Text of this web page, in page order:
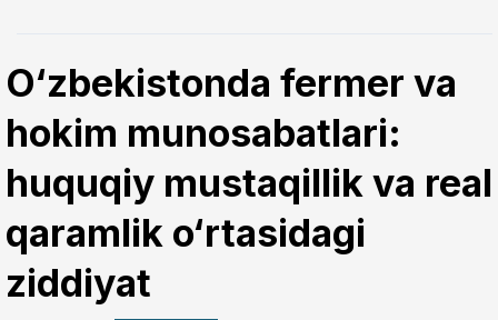
O‘zbekistonda fermer va
hokim munosabatlari:
huquqiy mustaqillik va real
qaramlik o‘rtasidagi
ziddiyat